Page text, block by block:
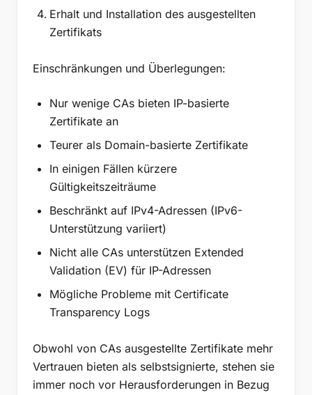
Erhalt und Installation des ausgestellten
Zertifikats
Einschränkungen und Überlegungen:
Nur wenige CAs bieten IP-basierte
Zertifikate an
Teurer als Domain-basierte Zertifikate
In einigen Fällen kürzere
Gültigkeitszeiträume
Beschränkt auf IPv4-Adressen (IPv6-
Unterstützung variiert)
Nicht alle CAs unterstützen Extended
Validation (EV) für IP-Adressen
Mögliche Probleme mit Certificate
Transparency Logs
Obwohl von CAs ausgestellte Zertifikate mehr
Vertrauen bieten als selbstsignierte, stehen sie
immer noch vor Herausforderungen in Bezug